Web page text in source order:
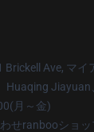
Brickell Ave, マイ
Huaqing
月～金)
せranbooショ